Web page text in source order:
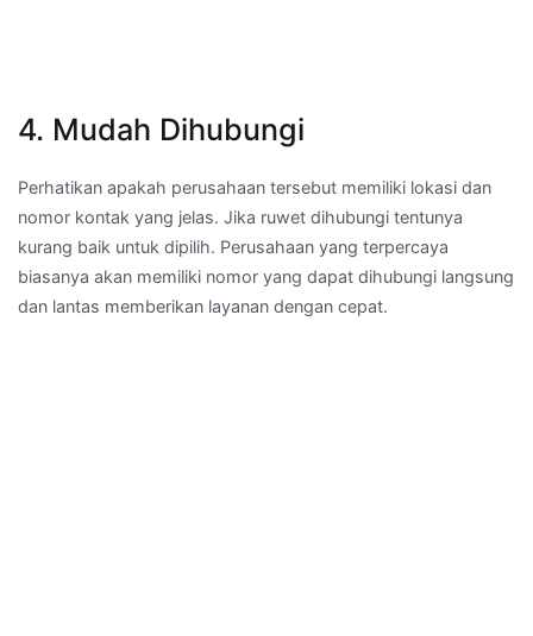
4. Mudah Dihubungi
Perhatikan apakah perusahaan tersebut memiliki lokasi dan
nomor kontak yang jelas. Jika ruwet dihubungi tentunya
kurang baik untuk dipilih. Perusahaan yang terpercaya
biasanya akan memiliki nomor yang dapat dihubungi langsung
dan lantas memberikan layanan dengan cepat.